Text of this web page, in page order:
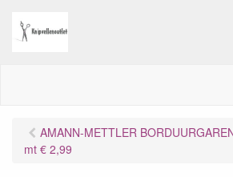
AMANN-METTLER
mt € 2,99